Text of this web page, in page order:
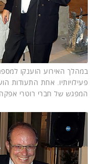
במהלך האירוע הוענקו
פעילויותיו. אחת התעודות
המפגש של חברי רוטרי